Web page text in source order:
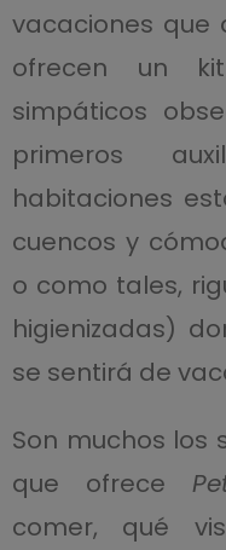
vacaciones que
ofrecen un
simpáticos
primeros
habitaciones
cuencos y
o como tales,
higienizadas)
se sentirá de
Son muchos los
que ofrece
comer, qué